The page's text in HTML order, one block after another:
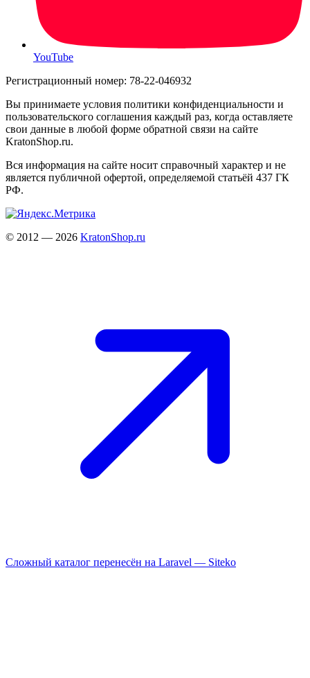
YouTube
Регистрационный номер: 78-22-046932
Вы принимаете условия политики конфиденциальности и
пользовательского соглашения каждый раз, когда оставляете
свои данные в любой форме обратной связи на сайте
KratonShop.ru.
Вся информация на сайте носит справочный характер и не
является публичной офертой, определяемой статьёй 437 ГК
РФ.
© 2012 — 2026 KratonShop.ru
Сложный каталог перенесён на Laravel — Siteko